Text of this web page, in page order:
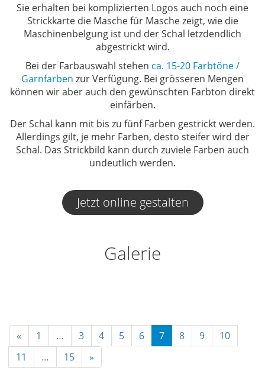
Sie erhalten bei komplizierten Logos auch noch eine
Strickkarte die Masche für Masche zeigt, wie die
Maschinenbelgung ist und der Schal letzdendlich
abgestrickt wird.
Bei der Farbauswahl stehen ca. 15-20 Farbtöne /
Garnfarben zur Verfügung. Bei grösseren Mengen
können wir aber auch den gewünschten Farbton direkt
einfärben.
Der Schal kann mit bis zu fünf Farben gestrickt werden.
Allerdings gilt, je mehr Farben, desto steifer wird der
Schal. Das Strickbild kann durch zuviele Farben auch
undeutlich werden.
Jetzt online gestalten
Galerie
« 1 … 3 4 5 6 7 8 9
10
11
… 15 »